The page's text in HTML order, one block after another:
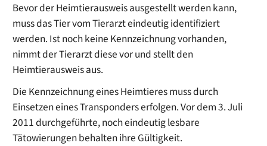
Bevor der Heimtierausweis ausgestellt werden kann,
muss das Tier vom Tierarzt eindeutig identifiziert
werden. Ist noch keine Kennzeichnung vorhanden,
nimmt der Tierarzt diese vor und stellt den
Heimtierausweis aus.
Die Kennzeichnung eines Heimtieres muss durch
Einsetzen eines Transponders erfolgen. Vor dem 3. Juli
2011 durchgeführte, noch eindeutig lesbare
Tätowierungen behalten ihre Gültigkeit.